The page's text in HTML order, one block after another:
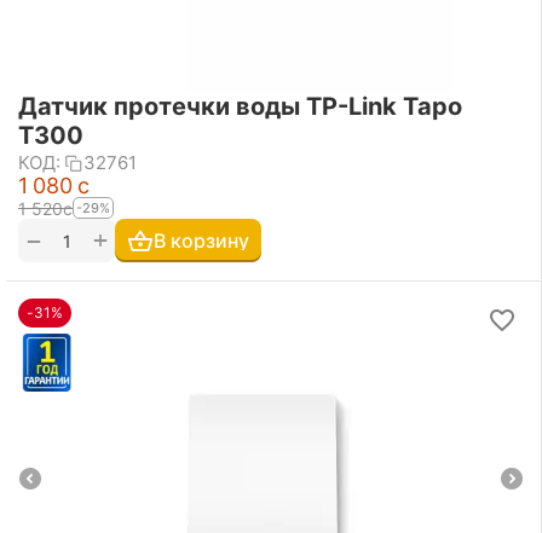
Датчик протечки воды TP-Link Tapo
T300
КОД: 32761
1 080 с
1 520с -29%
+
− В корзину
-31%